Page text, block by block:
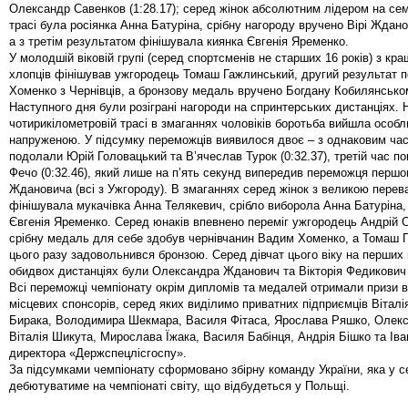
Олександр Савенков (1:28.17); серед жінок абсолютним лідером на
трасі була росіянка Анна Батуріна, срібну нагороду вручено Вірі
а з третім результатом фінішувала киянка Євгенія Яременко.
У молодшій віковій групі (серед спортсменів не старших 16 років) з
хлопців фінішував ужгородець Томаш Гажлинський, другий результат
Хоменко з Чернівців, а бронзову медаль вручено Богдану
Наступного дня були розіграні нагороди на спринтерських дистанціях.
чотирикілометровій трасі в змаганнях чоловіків боротьба вийшла
напруженою. У підсумку переможців виявилося двоє – з однаковим
подолали Юрій Головацький та В’ячеслав Турок (0:32.37), третій час
Фечо (0:32.46), який лише на п’ять секунд випередив переможця
Ждановича (всі з Ужгороду). В змаганнях серед жінок з великою
фінішувала мукачівка Анна Телякевич, срібло виборола Анна
Євгенія Яременко. Серед юнаків впевнено переміг ужгородець Андрій
срібну медаль для себе здобув чернівчанин Вадим Хоменко, а Томаш
цього разу задовольнився бронзою. Серед дівчат цього віку на перших
обидвох дистанціях були Олександра Жданович та Вікторія
Всі переможці чемпіонату окрім дипломів та медалей отримали призи
місцевих спонсорів, серед яких виділимо приватних підприємців
Бирака, Володимира Шекмара, Василя Фітаса, Ярослава Ряшко,
Віталія Шикута, Мирослава Їжака, Василя Бабінця, Андрія Бішко та
директора «Держспецлісгоспу».
За підсумками чемпіонату сформовано збірну команду України, яка у
дебютуватиме на чемпіонаті світу, що відбудеться у Польщі.